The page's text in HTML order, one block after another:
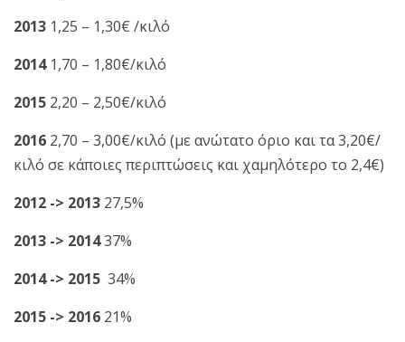
2013 1,25 – 1,30€ /κιλό
20141,70 – 1,80€/κιλό
2015 2,20 – 2,50€/κιλό
2016 2,70 – 3,00€/κιλό (με ανώτατο όριο και τα 3,20€/
κιλό σε κάποιες περιπτώσεις και χαμηλότερο το 2,4€)
2012 -> 2013 27,5%
2013 -> 201437%
2014 -> 2015 34%
2015 -> 2016 21%